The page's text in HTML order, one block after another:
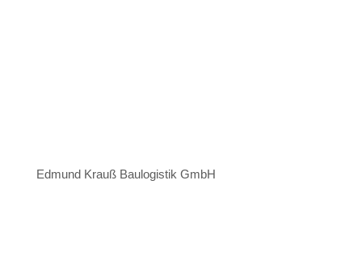
Edmund Krauß Baulogistik GmbH